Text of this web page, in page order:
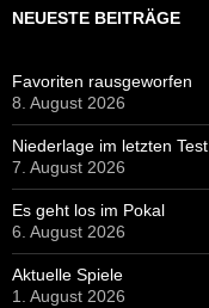
NEUESTE BEITRÄGE
Favoriten rausgeworfen
8. August 2026
Niederlage im letzten Test
7. August 2026
Es geht los im Pokal
6. August 2026
Aktuelle Spiele
1. August 2026